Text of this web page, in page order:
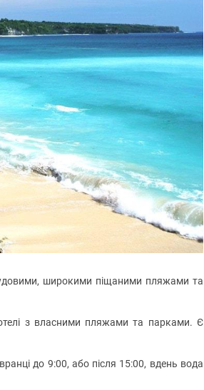
широкими піщаними пляжами та
з власними пляжами та парками. Є
до 9:00, або після 15:00, вдень вода